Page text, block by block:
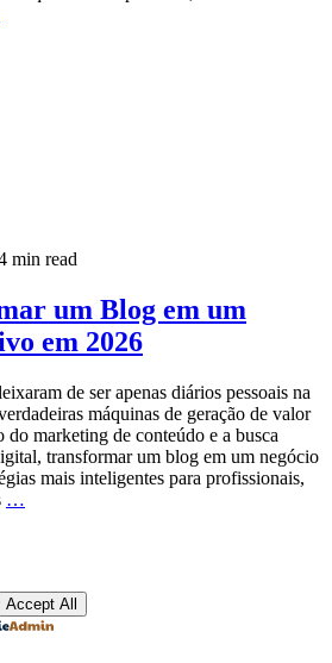
min read
um Blog em um
em 2026
de ser apenas diários pessoais na
máquinas de geração de valor
do marketing de conteúdo e a busca
transformar um blog em um negócio
mais inteligentes para profissionais,
…
Accept All